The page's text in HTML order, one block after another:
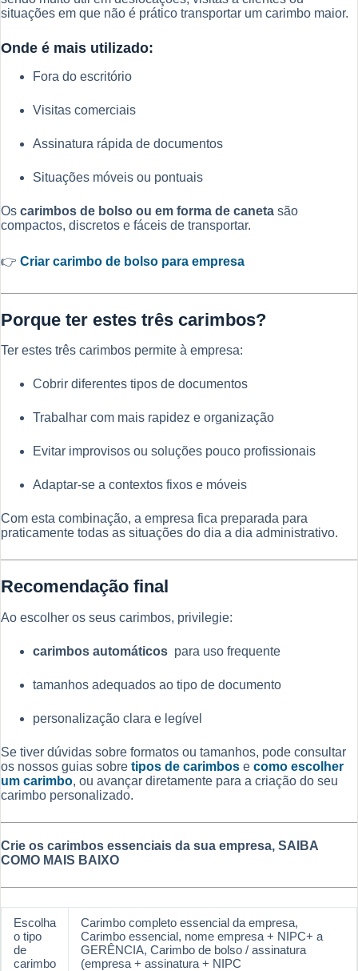
situações em que não é prático transportar um carimbo maior.
Onde é mais utilizado:
Fora do escritório
Visitas comerciais
Assinatura rápida de documentos
Situações móveis ou pontuais
Os carimbos de bolso ou em forma de caneta são
compactos, discretos e fáceis de transportar.
👉 Criar carimbo de bolso para empresa
Porque ter estes três carimbos?
Ter estes três carimbos permite à empresa:
Cobrir diferentes tipos de documentos
Trabalhar com mais rapidez e organização
Evitar improvisos ou soluções pouco profissionais
Adaptar-se a contextos fixos e móveis
Com esta combinação, a empresa fica preparada para
praticamente todas as situações do dia a dia administrativo.
Recomendação final
Ao escolher os seus carimbos, privilegie:
carimbos automáticos para uso frequente
tamanhos adequados ao tipo de documento
personalização clara e legível
Se tiver dúvidas sobre formatos ou tamanhos, pode consultar
os nossos guias sobre tipos de carimbos e como escolher
um carimbo, ou avançar diretamente para a criação do seu
carimbo personalizado.
Crie os carimbos essenciais da sua empresa, SAIBA
COMO MAIS BAIXO
Escolha
o tipo
de
carimbo
Carimbo completo essencial da empresa,
Carimbo essencial, nome empresa + NIPC+ a
GERÊNCIA, Carimbo de bolso / assinatura
(empresa + assinatura + NIPC